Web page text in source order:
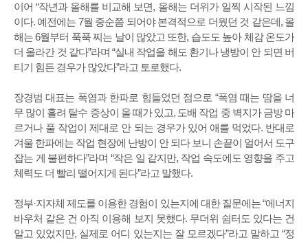
이어 “작년과 올해를 비교해 보면, 올해는 더위가 일찍 시작된 느낌
이다. 예전에는 7월 중순쯤 되어야 본격적으로 더웠던 것 같은데, 올
해는 6월부터 푹푹 찌는 날이 많았고 또한, 습도도 높아 체감 온도가
더 올라간 것 같다”라며 “실내 작업을 해도 환기나 냉방이 안 되면 버
티기 힘든 경우가 많았다”라고 토로했다.
장경범 대표는 폭염과 한파로 힘들었던 점으로 “폭염 때는 땀을 너
무 많이 흘려 탈수 증상이 올 때가 있고, 도배 작업 중 벽지가 금방 마
르거나 풀 작업이 제대로 안 되는 경우가 있어 애를 먹었다. 반대로
겨울 한파에는 작업 현장에 난방이 안 되다 보니 손끝이 얼어서 도구
잡는 게 불편하다”라며 “작은 일 같지만, 작업 속도에도 영향을 주고
체력도 더 빨리 떨어지게 된다”라고 말했다.
정부·지자체 제도를 이용한 경험이 있는지에 대한 질문에는 “에너지
바우처 같은 건 아직 이용해 보지 못했다. 무더위 쉼터도 있다는 건
알고 있었지만, 실제로 어디 있는지는 잘 모르겠다”라고 말하고 “정